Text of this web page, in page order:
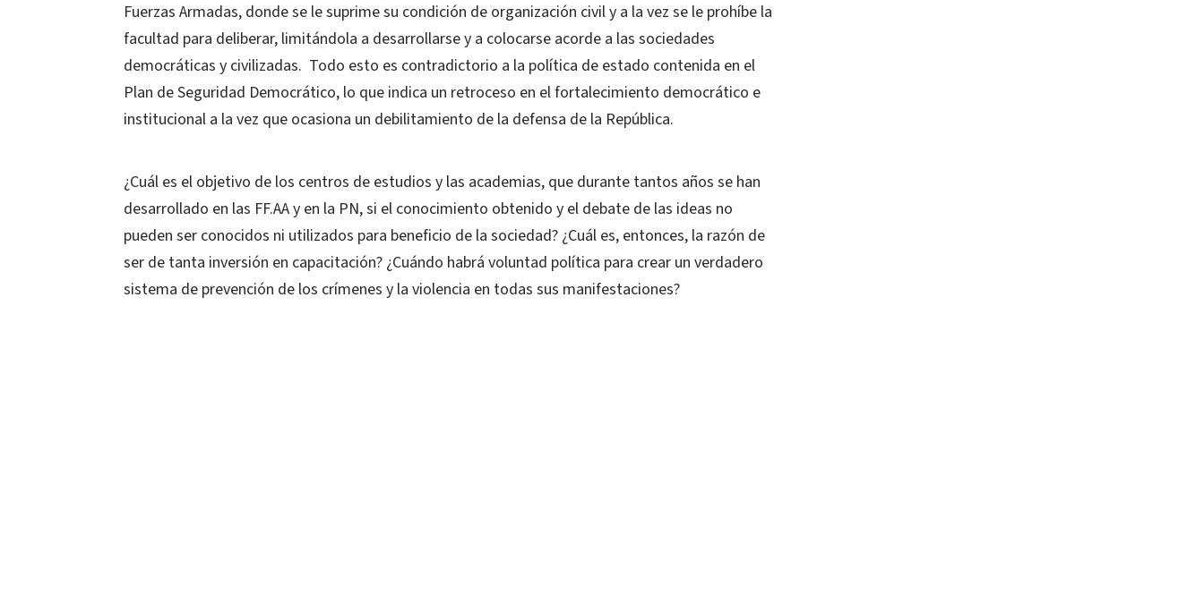
Fuerzas Armadas, donde se le suprime su condición de organización civil y a la vez se le prohíbe la
facultad para deliberar, limitándola a desarrollarse y a colocarse acorde a las sociedades
democráticas y civilizadas. Todo esto es contradictorio a la política de estado contenida en el
Plan de Seguridad Democrático, lo que indica un retroceso en el fortalecimiento democrático e
institucional a la vez que ocasiona un debilitamiento de la defensa de la República.
¿Cuál es el objetivo de los centros de estudios y las academias, que durante tantos años se han
desarrollado en las FF.AA y en la PN, si el conocimiento obtenido y el debate de las ideas no
pueden ser conocidos ni utilizados para beneficio de la sociedad? ¿Cuál es, entonces, la razón de
ser de tanta inversión en capacitación? ¿Cuándo habrá voluntad política para crear un verdadero
sistema de prevención de los crímenes y la violencia en todas sus manifestaciones?